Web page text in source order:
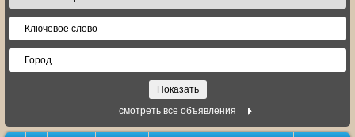
смотреть все объявления